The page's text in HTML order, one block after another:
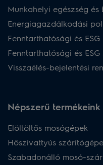
Munkahelyi egészség
Energiagazdálkodási
Fenntarthatósági és
Fenntarthatósági és
Visszaélés-bejelentési
Népszerű termékeink
Elöltöltős mosógépek
Hőszivattyús
Szabadonálló mosó-